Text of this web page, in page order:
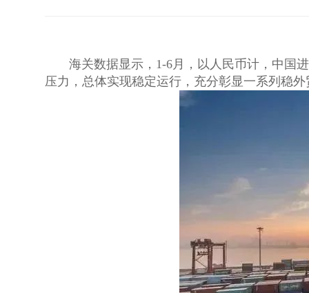
海关数据显示，1-6月，以人民币计，中国
压力，总体实现稳定运行，充分彰显一系列稳